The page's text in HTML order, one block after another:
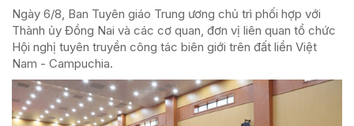
Ngày 6/8, Ban Tuyên giáo Trung ương chủ trì phối hợp với
Thành ủy Đồng Nai và các cơ quan, đơn vị liên quan tổ chức
Hội nghị tuyên truyền công tác biên giới trên đất liền Việt
Nam - Campuchia.